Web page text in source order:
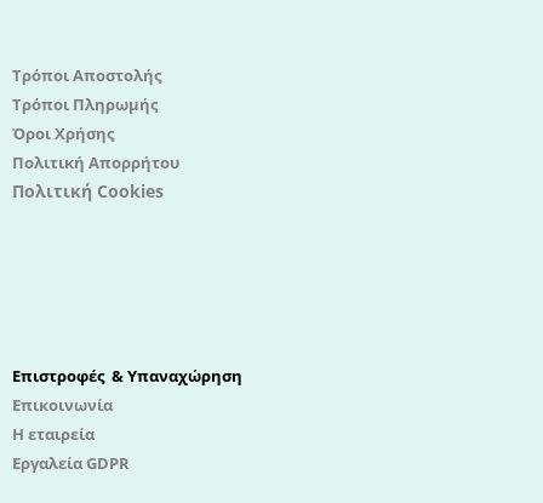
Τρόποι Αποστολής
Τρόποι Πληρωμής
Όροι Χρήσης
Πολιτική Απορρήτου
Πολιτική Cookies
Επιστροφές & Υπαναχώρηση
Επικοινωνία
Η εταιρεία
Εργαλεία GDPR